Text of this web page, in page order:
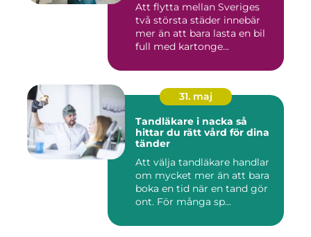
Att flytta mellan Sveriges
två största städer innebär
mer än att bara lasta en bil
full med kartonge...
31. maj
Tandläkare i nacka så
hittar du rätt vård för dina
tänder
Att välja tandläkare handlar
om mycket mer än att bara
boka en tid när en tand gör
ont. För många sp...